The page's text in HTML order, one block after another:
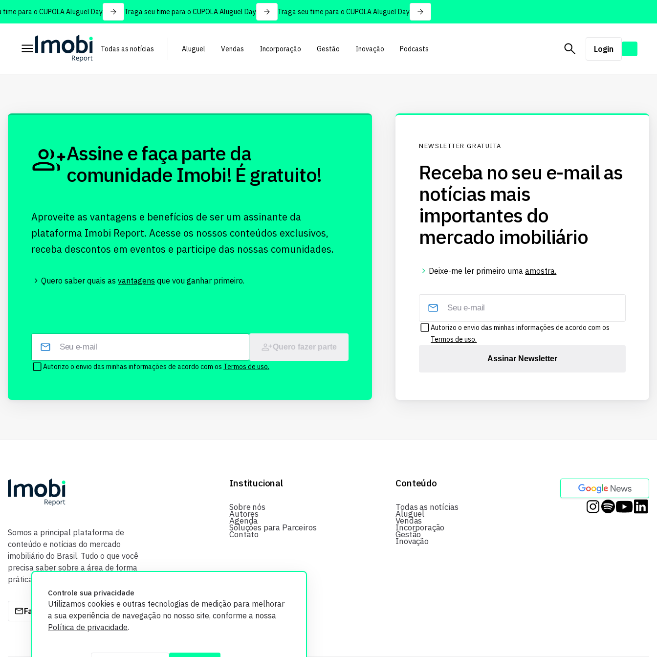
para o CUPOLA Aluguel Day Traga seu time para o CUPOLA Aluguel Day Traga seu time para o CUPOLA Aluguel Day
Todas as notícias Aluguel Vendas Incorporação Gestão Inovação Podcasts Login
Controle sua privacidade
Utilizamos cookies e outras tecnologias de medição para melhorar
a sua experiência de navegação no nosso site, conforme a nossa
Política de privacidade.
Assine e faça parte da
comunidade Imobi! É gratuito!
Aproveite as vantagens e benefícios de ser um assinante da
plataforma Imobi Report. Acesse os nossos conteúdos exclusivos,
receba descontos em eventos e participe das nossas comunidades.
Quero saber quais as vantagens que vou ganhar primeiro.
Quero fazer parte
Autorizo o envio das minhas informações de acordo com os Termos de uso.
NEWSLETTER GRATUITA
Receba no seu e-mail as
notícias mais
importantes do
mercado imobiliário
Deixe-me ler primeiro umaamostra.
Autorizo o envio das minhas informações de acordo com os
Termos de uso.
Assinar Newsletter
Somos a principal plataforma de
conteúdo e notícias do mercado
imobiliário do Brasil. Tudo o que você
precisa saber sobre a área de forma
prática e com credibilidade.
Fale com a gente
Institucional
Sobre nós
Autores
Agenda
Soluções para Parceiros
Contato
Conteúdo
Todas as notícias
Aluguel
Vendas
Incorporação
Gestão
Inovação